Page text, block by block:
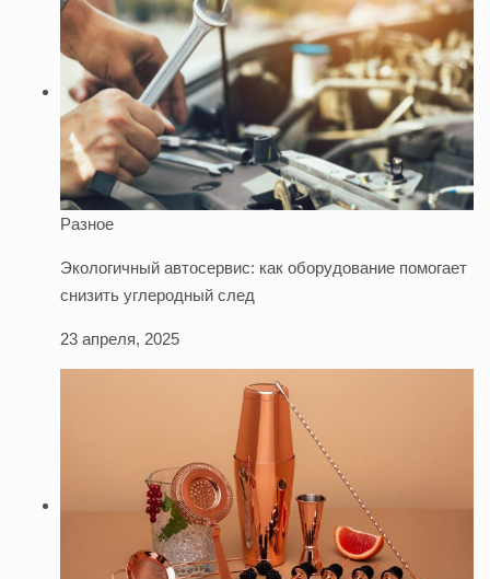
Разное
Экологичный автосервис: как оборудование помогает
снизить углеродный след
23 апреля, 2025